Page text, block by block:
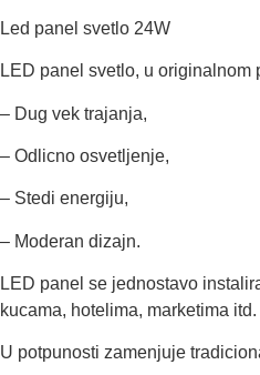
Led panel svetlo 24W
LED panel svetlo, u originalnom
– Dug vek trajanja,
– Odlicno osvetljenje,
– Stedi energiju,
– Moderan dizajn.
LED panel se jednostavo
kucama, hotelima, marketima itd.
U potpunosti zamenjuje